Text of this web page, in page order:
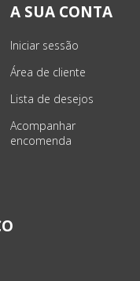
A SUA CONTA
Iniciar sessão
Área de cliente
Lista de desejos
Acompanhar
encomenda